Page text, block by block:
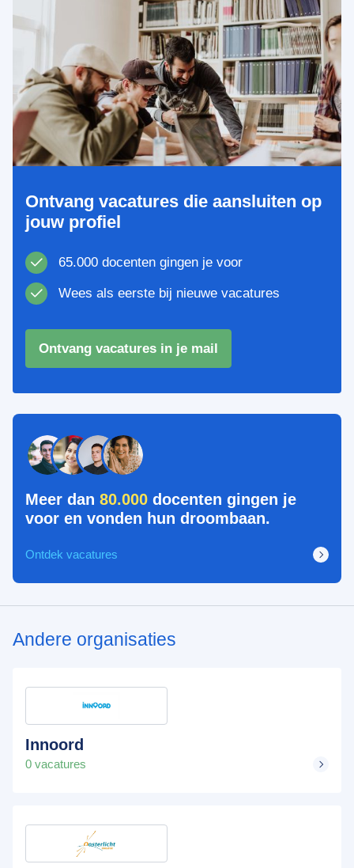
Ontvang vacatures die aansluiten op
jouw profiel
65.000 docenten gingen je voor
Wees als eerste bij nieuwe vacatures
Ontvang vacatures in je mail
Meer dan 80.000 docenten gingen je
voor en vonden hun droombaan.
Ontdek vacatures
Andere organisaties
Innoord
0 vacatures